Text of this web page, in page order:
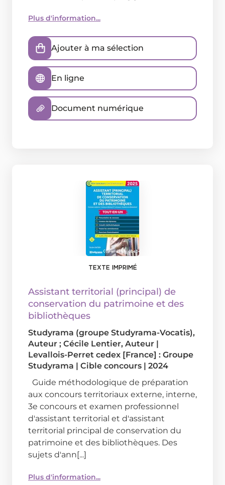
Plus d'information...
Ajouter à ma sélection
En ligne
Document numérique
TEXTE IMPRIMÉ
Assistant territorial (principal) de
conservation du patrimoine et des
bibliothèques
Studyrama (groupe Studyrama-Vocatis),
Auteur ; Cécile Lentier, Auteur |
Levallois-Perret cedex [France] : Groupe
Studyrama | Cible concours | 2024
Guide méthodologique de préparation
aux concours territoriaux externe, interne,
3e concours et examen professionnel
d'assistant territorial et d'assistant
territorial principal de conservation du
patrimoine et des bibliothèques. Des
sujets d'ann[...]
Plus d'information...